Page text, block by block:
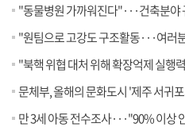
"동물병원 가까워진다"···건축분야
"원팀으로 고강도 구조활동···여러분
"북핵 위협 대처 위해 확장억제 실행
문체부, 올해의 문화도시 '제주 서귀
만 3세 아동 전수조사···"90% 이상